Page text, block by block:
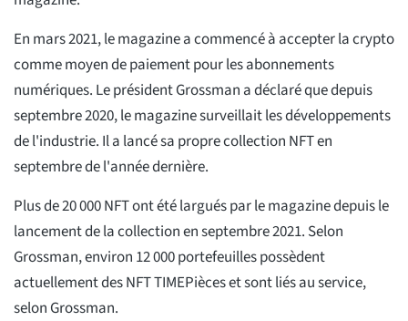
En mars 2021, le magazine a commencé à accepter la crypto
comme moyen de paiement pour les abonnements
numériques. Le président Grossman a déclaré que depuis
septembre 2020, le magazine surveillait les développements
de l'industrie. Il a lancé sa propre collection NFT en
septembre de l'année dernière.
Plus de 20 000 NFT ont été largués par le magazine depuis le
lancement de la collection en septembre 2021. Selon
Grossman, environ 12 000 portefeuilles possèdent
actuellement des NFT TIMEPièces et sont liés au service,
selon Grossman.